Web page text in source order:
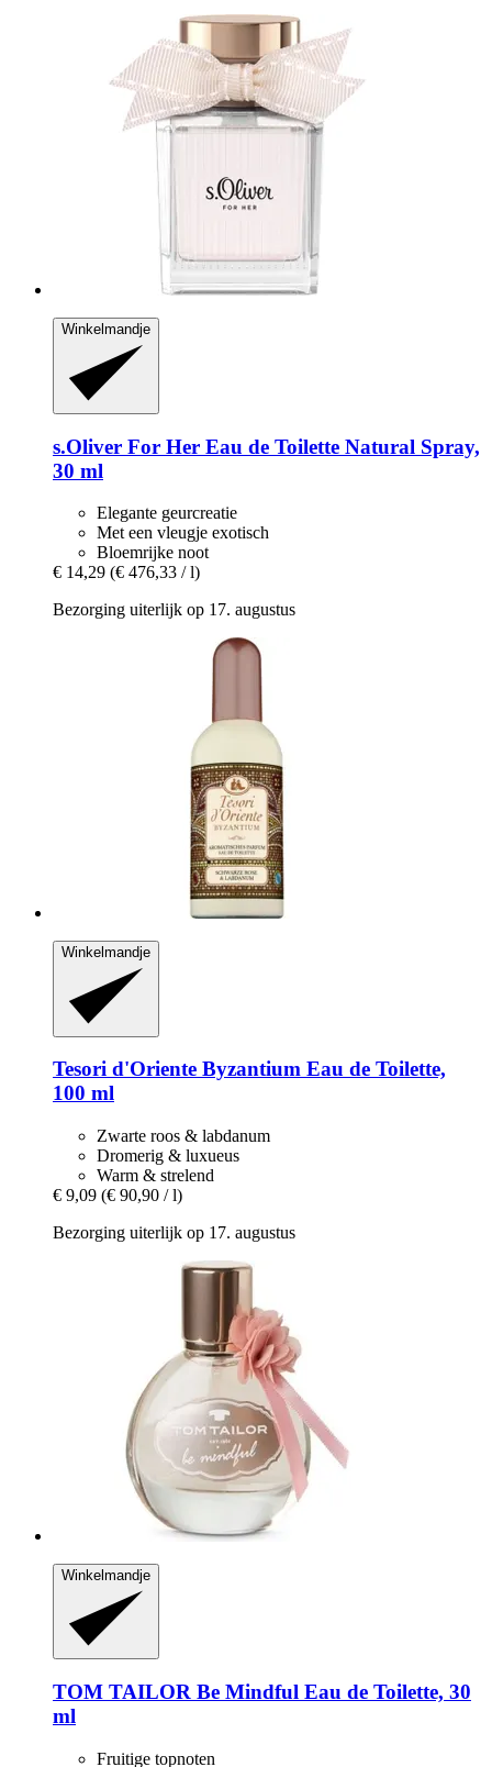
Winkelmandje
s.Oliver For Her Eau de Toilette Natural Spray,
30 ml
Elegante geurcreatie
Met een vleugje exotisch
Bloemrijke noot
€ 14,29 (€ 476,33 / l)
Bezorging uiterlijk op 17. augustus
Winkelmandje
Tesori d'Oriente Byzantium Eau de Toilette,
100 ml
Zwarte roos & labdanum
Dromerig & luxueus
Warm & strelend
€ 9,09 (€ 90,90 / l)
Bezorging uiterlijk op 17. augustus
Winkelmandje
TOM TAILOR Be Mindful Eau de Toilette, 30
ml
Fruitige topnoten